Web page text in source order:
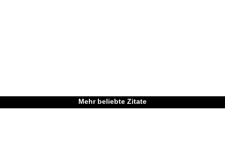
Mehr beliebte Zitate